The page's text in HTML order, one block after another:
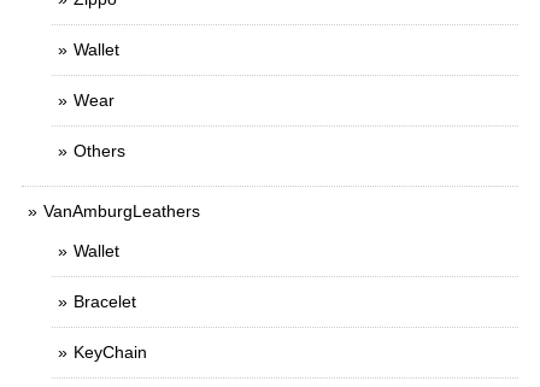
Wallet
Wear
Others
VanAmburgLeathers
Wallet
Bracelet
KeyChain